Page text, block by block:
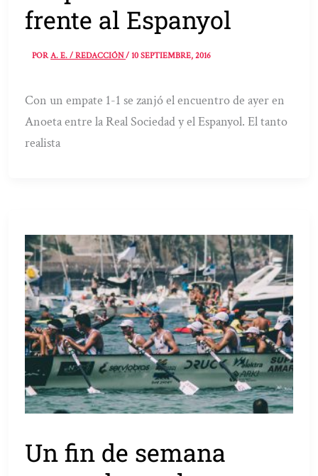
frente al Espanyol
PORA. E. / REDACCIÓN/10 SEPTIEMBRE, 2016
Con un empate 1-1 se zanjó el encuentro de ayer en
Anoeta entre la Real Sociedad y el Espanyol. El tanto
realista
Un fin de semana